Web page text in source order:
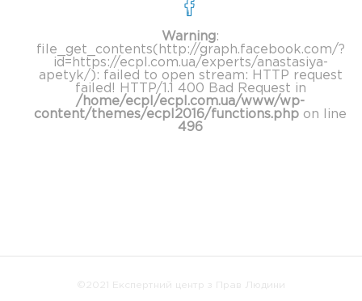
Warning:
file_get_contents(http://graph.facebook.com/?
id=https://ecpl.com.ua/experts/anastasiya-
apetyk/): failed to open stream: HTTP request
failed! HTTP/1.1 400 Bad Request in
/home/ecpl/ecpl.com.ua/www/wp-
content/themes/ecpl2016/functions.php on line
496
©2021 Експертний центр з Прав Людини